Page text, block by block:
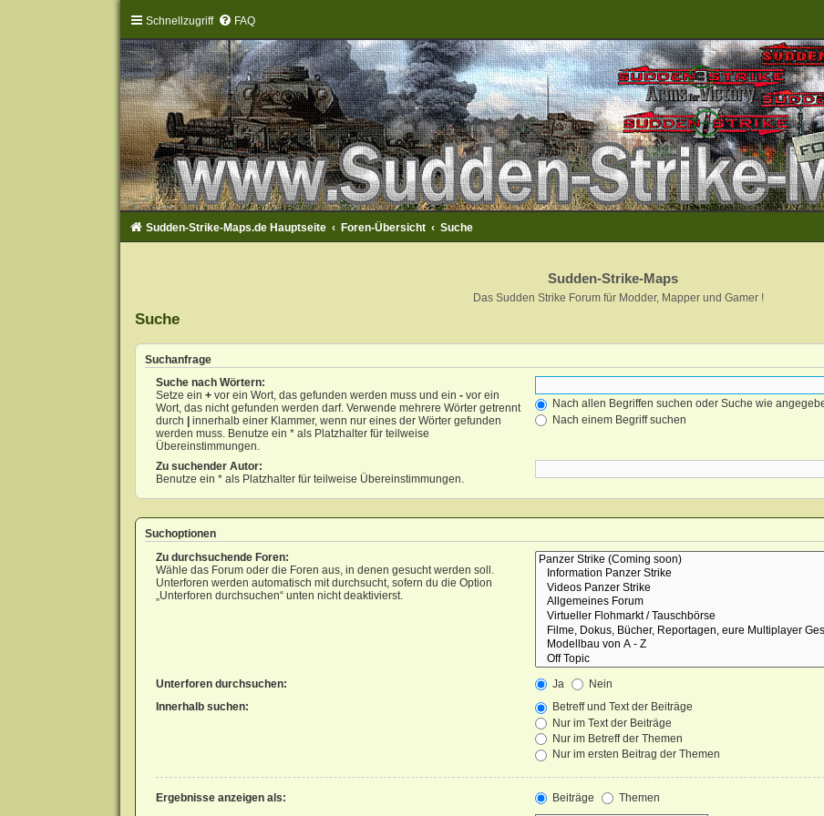
Schnellzugriff FAQ
Sudden-Strike-Maps.de Hauptseite Foren-Übersicht Suche
Sudden-Strike-Maps
Das Sudden Strike Forum für Modder, Mapper und Gamer !
Suche
Suchanfrage
Suche nach Wörtern:
Setze ein +vor ein Wort, das gefunden werden muss und ein -vor ein
Wort, das nicht gefunden werden darf. Verwende mehrere Wörter getrennt
durch
innerhalb einer Klammer, wenn nur eines der Wörter gefunden
werden muss. Benutze ein * als Platzhalter für teilweise
Übereinstimmungen.
Nach allen Begriffen suchen oder Suche wie
Nach einem Begriff suchen
Zu suchender Autor:
Benutze ein * als Platzhalter für teilweise Übereinstimmungen.
Suchoptionen
Zu durchsuchende Foren:
Wähle das Forum oder die Foren aus, in denen gesucht werden soll.
Unterforen werden automatisch mit durchsucht, sofern du die Option
„Unterforen durchsuchen“ unten nicht deaktivierst.
Unterforen durchsuchen: Ja
Nein
Innerhalb suchen:
Betreff und Text der Beiträge
Nur im Text der Beiträge
Nur im Betreff der Themen
Nur im ersten Beitrag der Themen
Ergebnisse anzeigen als: Beiträge
Themen